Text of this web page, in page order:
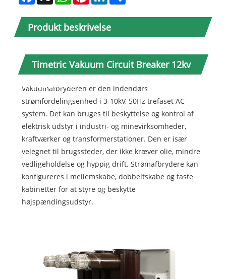
Produkt beskrivelse
Timetric Vakuum Circuit Breaker 12kv
Introduktion
Vakuumafbryderen er den indendørs
strømfordelingsenhed i 3-10kV, 50Hz trefaset AC-
system. Det kan bruges til beskyttelse og kontrol af
elektrisk udstyr i industri- og minevirksomheder,
kraftværker og transformerstationer. Den er især
velegnet til brugssteder, der ikke kræver olie, mindre
vedligeholdelse og hyppig drift. Strømafbrydere kan
konfigureres i mellemskabe, dobbeltskabe og faste
kabinetter for at styre og beskytte
højspændingsudstyr.